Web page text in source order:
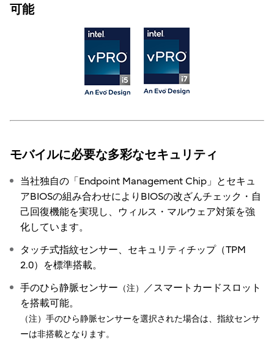
可能
モバイルに必要な多彩なセキュリティ
当社独自の「Endpoint Management Chip」とセキュ
アBIOSの組み合わせによりBIOSの改ざんチェック・自
己回復機能を実現し、ウィルス・マルウェア対策を強
化しています。
タッチ式指紋センサー、セキュリティチップ（TPM
2.0）を標準搭載。
手のひら静脈センサー （注）
／スマートカードスロット
を搭載可能。
（注）手のひら静脈センサーを選択された場合は、指紋センサ
ーは非搭載となります。